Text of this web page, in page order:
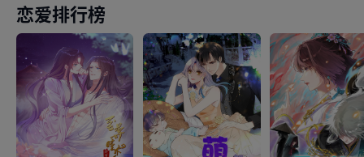
恋爱排行榜